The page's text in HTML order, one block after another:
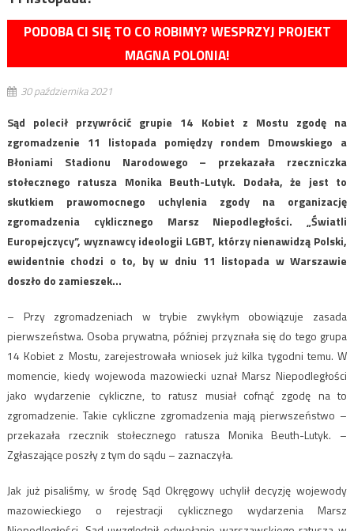
PODOBA CI SIĘ TO CO ROBIMY? WESPRZYJ PROJEKT
MAGNA POLONIA!
30 października 2021
Sąd polecił przywrócić grupie 14 Kobiet z Mostu zgodę na
zgromadzenie 11 listopada pomiędzy rondem Dmowskiego a
Błoniami Stadionu Narodowego – przekazała rzeczniczka
stołecznego ratusza Monika Beuth-Lutyk. Dodała, że jest to
skutkiem prawomocnego uchylenia zgody na organizację
zgromadzenia cyklicznego Marsz Niepodległości. „Światli
Europejczycy”, wyznawcy ideologii LGBT, którzy nienawidzą Polski,
ewidentnie chodzi o to, by w dniu 11 listopada w Warszawie
doszło do zamieszek…
– Przy zgromadzeniach w trybie zwykłym obowiązuje zasada
pierwszeństwa. Osoba prywatna, później przyznała się do tego grupa
14 Kobiet z Mostu, zarejestrowała wniosek już kilka tygodni temu. W
momencie, kiedy wojewoda mazowiecki uznał Marsz Niepodległości
jako wydarzenie cykliczne, to ratusz musiał cofnąć zgodę na to
zgromadzenie. Takie cykliczne zgromadzenia mają pierwszeństwo –
przekazała rzecznik stołecznego ratusza Monika Beuth-Lutyk. –
Zgłaszające poszły z tym do sądu – zaznaczyła.
Jak już pisaliśmy, w środę Sąd Okręgowy uchylił decyzję wojewody
mazowieckiego o rejestracji cyklicznego wydarzenia Marsz